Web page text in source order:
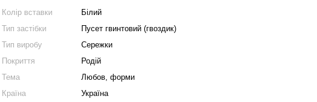
Колір вставки
Білий
Тип застібки
Пусет гвинтовий (гвоздик)
Тип виробу
Сережки
Покриття
Родій
Тема
Любов, форми
Країна
Україна